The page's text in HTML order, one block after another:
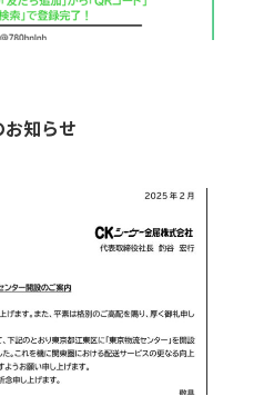
知らせ